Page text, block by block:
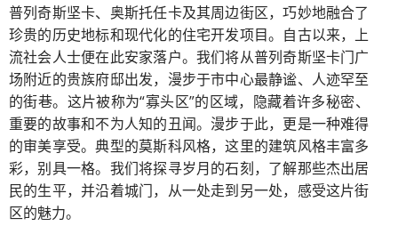
普列奇斯坚卡、奥斯托任卡及其周边街区，巧妙地融合了
珍贵的历史地标和现代化的住宅开发项目。自古以来，上
流社会人士便在此安家落户。我们将从普列奇斯坚卡门广
场附近的贵族府邸出发，漫步于市中心最静谧、人迹罕至
的街巷。这片被称为“寡头区”的区域，隐藏着许多秘密、
重要的故事和不为人知的丑闻。漫步于此，更是一种难得
的审美享受。典型的莫斯科风格，这里的建筑风格丰富多
彩，别具一格。我们将探寻岁月的石刻，了解那些杰出居
民的生平，并沿着城门，从一处走到另一处，感受这片街
区的魅力。